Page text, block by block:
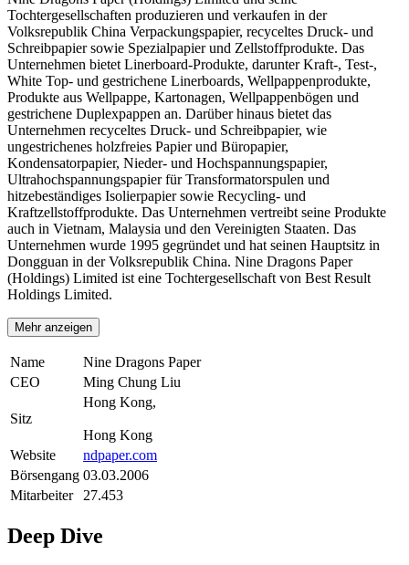
Tochtergesellschaften produzieren und verkaufen in der
Volksrepublik China Verpackungspapier, recyceltes Druck- und
Schreibpapier sowie Spezialpapier und Zellstoffprodukte. Das
Unternehmen bietet Linerboard-Produkte, darunter Kraft-, Test-,
White Top- und gestrichene Linerboards, Wellpappenprodukte,
Produkte aus Wellpappe, Kartonagen, Wellpappenbögen und
gestrichene Duplexpappen an. Darüber hinaus bietet das
Unternehmen recyceltes Druck- und Schreibpapier, wie
ungestrichenes holzfreies Papier und Büropapier,
Kondensatorpapier, Nieder- und Hochspannungspapier,
Ultrahochspannungspapier für Transformatorspulen und
hitzebeständiges Isolierpapier sowie Recycling- und
Kraftzellstoffprodukte. Das Unternehmen vertreibt seine Produkte
auch in Vietnam, Malaysia und den Vereinigten Staaten. Das
Unternehmen wurde 1995 gegründet und hat seinen Hauptsitz in
Dongguan in der Volksrepublik China. Nine Dragons Paper
(Holdings) Limited ist eine Tochtergesellschaft von Best Result
Holdings Limited.
Mehr anzeigen
Name
Nine Dragons Paper
CEO
Ming Chung Liu
Sitz
Hong Kong,
Hong Kong
Website
ndpaper.com
Börsengang 03.03.2006
Mitarbeiter
27.453
Deep Dive